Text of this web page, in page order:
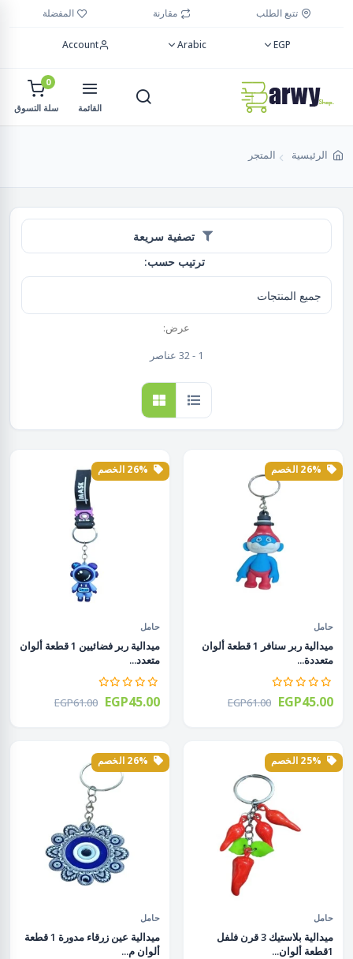
تتبع الطلب مقارنة المفضلة
EGP
Arabic
Account
القائمة
0
سلة التسوق
الرئيسية المتجر
تصفية سريعة
ترتيب حسب:
عرض:
1 - 32 عناصر
حامل
ميدالية ربر سنافر 1 قطعة ألوان
متعددة...
EGP61.00 EGP45.00
حامل
ميدالية ربر فضائيين 1 قطعة ألوان
متعدد...
EGP61.00 EGP45.00
حامل
ميدالية بلاستيك 3 قرن فلفل
1قطعة ألوان...
حامل
ميدالية عين زرقاء مدورة 1 قطعة
ألوان م...